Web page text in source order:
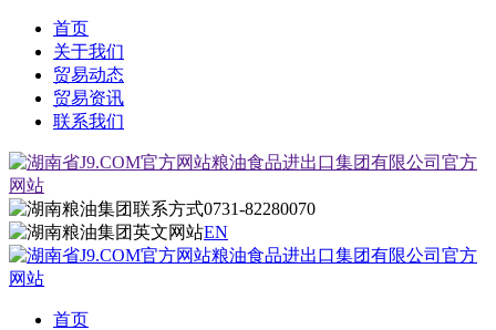
首页
关于我们
贸易动态
贸易资讯
联系我们
0731-82280070
EN
首页